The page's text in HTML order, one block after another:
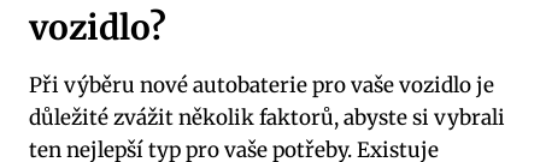
vozidlo?
Při výběru nové autobaterie pro vaše vozidlo je
důležité zvážit několik faktorů, abyste si vybrali
ten nejlepší typ pro vaše potřeby. Existuje